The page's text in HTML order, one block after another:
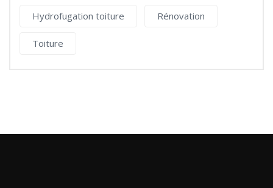
Hydrofugation toiture Rénovation
Toiture